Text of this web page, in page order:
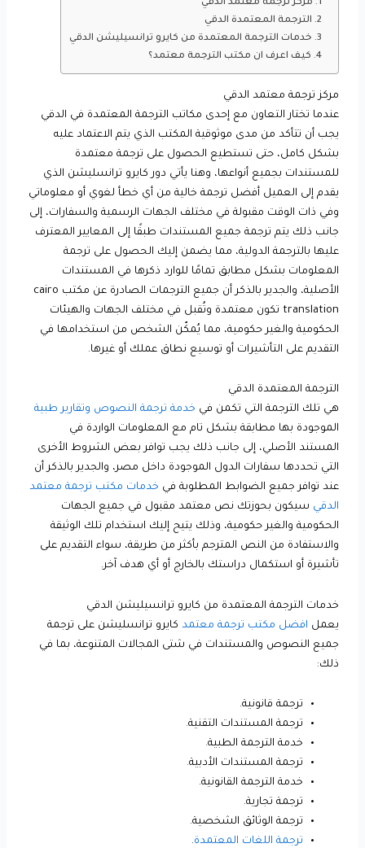
مركز ترجمة معتمد الدقي
الترجمة المعتمدة الدقي
خدمات الترجمة المعتمدة من كايرو ترانسيليشن الدقي
كيف اعرف ان مكتب الترجمة معتمد؟
مركز ترجمة معتمد الدقي
عندما تختار التعاون مع إحدى مكاتب الترجمة المعتمدة في الدقي
يجب أن تتأكد من مدى موثوقية المكتب الذي يتم الاعتماد عليه
بشكل كامل، حتى تستطيع الحصول على ترجمة معتمدة
للمستندات بجميع أنواعها، وهنا يأتي دور كايرو ترانسليشن الذي
يقدم إلى العميل أفضل ترجمة خالية من أي خطأ لغوي أو معلوماتي
وفي ذات الوقت مقبولة في مختلف الجهات الرسمية والسفارات، إلى
جانب ذلك يتم ترجمة جميع المستندات طبقًا إلى المعايير المعترف
عليها بالترجمة الدولية، مما يضمن إليك الحصول على ترجمة
المعلومات بشكل مطابق تمامًا للوارد ذكرها في المستندات
الأصلية، والجدير بالذكر أن جميع الترجمات الصادرة عن مكتب cairo
translation تكون معتمدة وتُقبل في مختلف الجهات والهيئات
الحكومية والغير حكومية، مما يُمكّن الشخص من استخدامها في
التقديم على التأشيرات أو توسيع نطاق عملك أو غيرها.
الترجمة المعتمدة الدقي
هي تلك الترجمة التي تكمن في خدمة ترجمة النصوص وتقارير طبية
الموجودة بها مطابقة بشكل تام مع المعلومات الواردة في
المستند الأصلي، إلى جانب ذلك يجب توافر بعض الشروط الأخرى
التي تحددها سفارات الدول الموجودة داخل مصر، والجدير بالذكر أن
عند توافر جميع الضوابط المطلوبة في خدمات مكتب ترجمة معتمد
الدقي سيكون بحوزتك نص معتمد مقبول في جميع الجهات
الحكومية والغير حكومية، وذلك يتيح إليك استخدام تلك الوثيقة
والاستفادة من النص المترجم بأكثر من طريقة، سواء التقديم على
تأشيرة أو استكمال دراستك بالخارج أو أي هدف آخر.
خدمات الترجمة المعتمدة من كايرو ترانسيليشن الدقي
يعمل افضل مكتب ترجمة معتمد كايرو ترانسليشن على ترجمة
جميع النصوص والمستندات في شتى المجالات المتنوعة، بما في
ذلك:
ترجمة قانونية.
ترجمة المستندات التقنية.
خدمة الترجمة الطبية.
ترجمة المستندات الأدبية.
خدمة الترجمة القانونية.
ترجمة تجارية.
ترجمة الوثائق الشخصية.
ترجمة اللغات المعتمدة.